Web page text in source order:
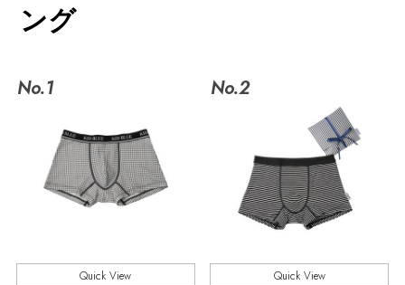
MEN'S カットソー
MEN'S スニーカー
MEN'S スポーツ
SALE
ご登録はこちら
SUPPORT
ご利用ガイド
カスタマーサポート
エル・ショップについて
ング
No.1
Quick View
No.2
Quick View